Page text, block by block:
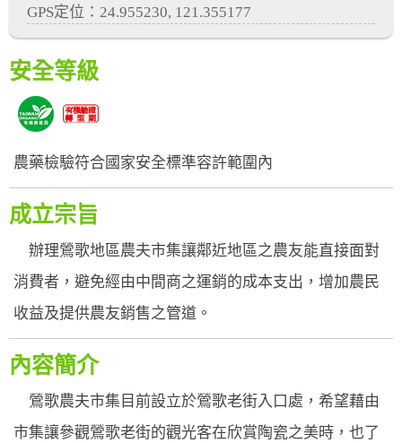
GPS定位：24.955230, 121.355177
安全等級
農藥檢驗符合國家安全標準容許範圍內
成立宗旨
辦理鶯歌地區農夫市集讓鄰近地區之農友能直接面對
消費者，避免經由中間商之運銷的成本支出，增加農民
收益及提供農友銷售之管道。
內容簡介
鶯歌農夫市集目前設立於鶯歌老街入口處，希望藉由
市集讓參觀鶯歌老街的觀光客在欣賞陶瓷之美時，也了